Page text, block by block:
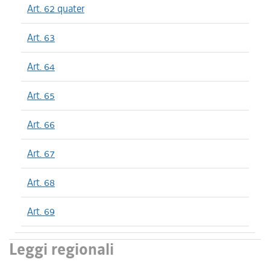
Art. 62 quater
Art. 63
Art. 64
Art. 65
Art. 66
Art. 67
Art. 68
Art. 69
Leggi regionali